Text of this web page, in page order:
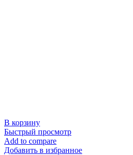
В корзину
Быстрый просмотр
Add to compare
Добавить в избранное